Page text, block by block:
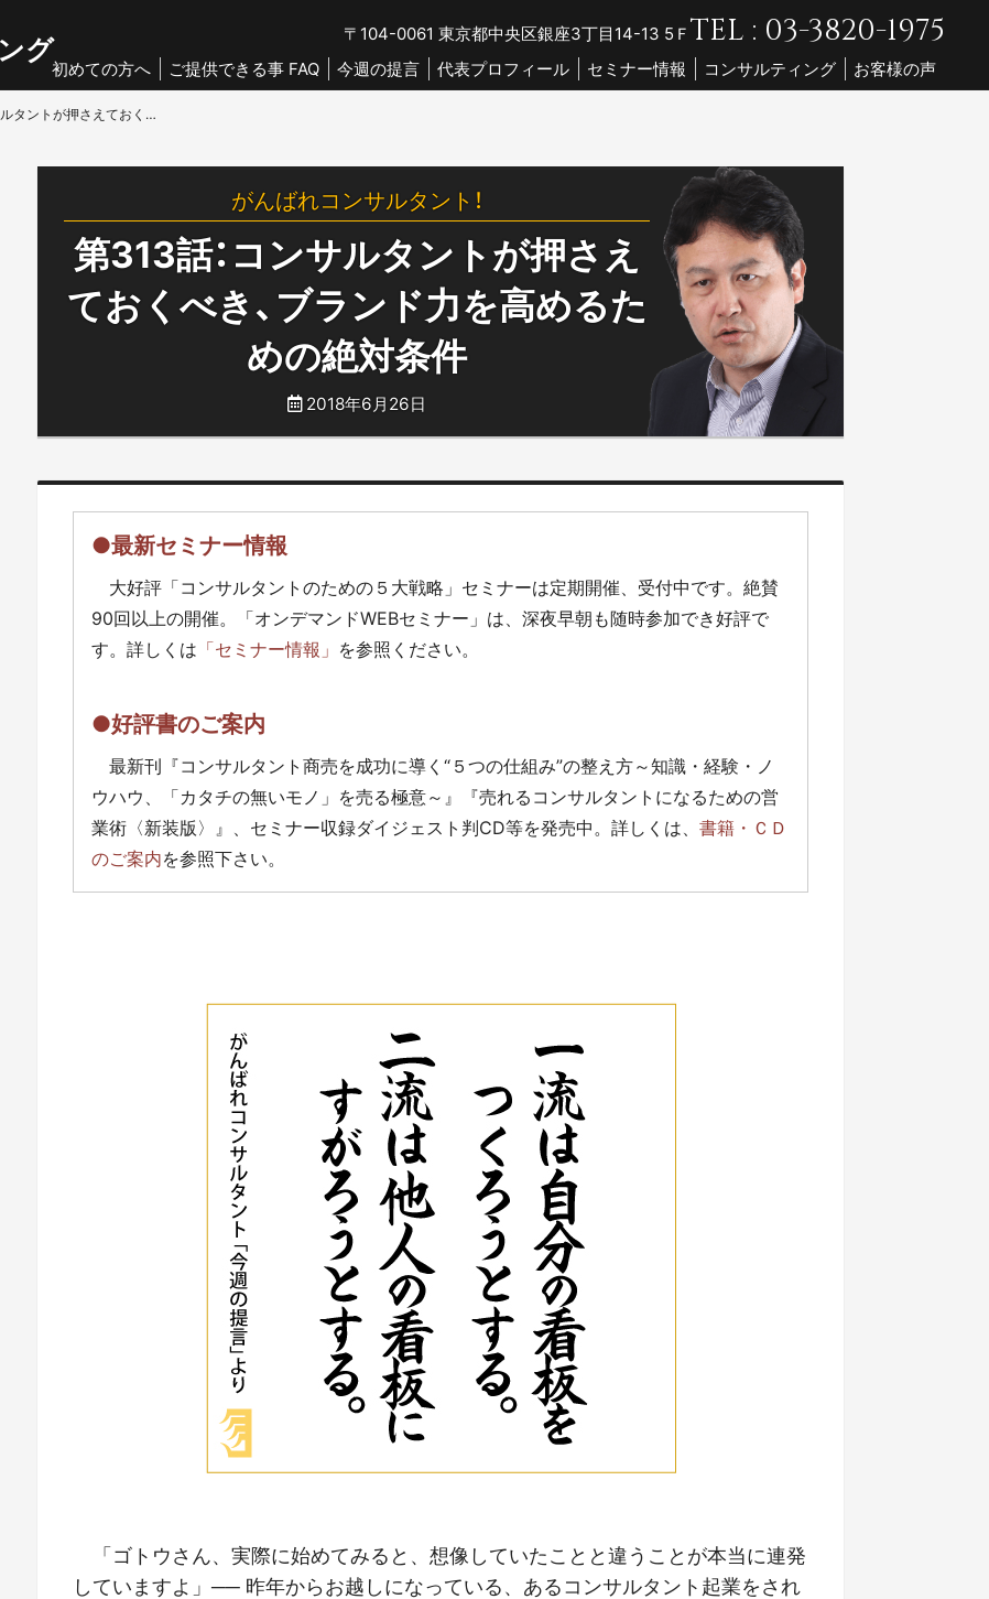
グ 〒104-0061 東京都中央区銀座3丁目14-13 5Ｆ TEL : 03-3820-1975
初めての方へ ご提供できる事 FAQ 今週の提言 代表プロフィール セミナー情報 コンサルティング お客様の声
第313話：コンサルタントが押さえておくべき、ブランド力を高めるための絶対条件
がんばれコンサルタント！
第313話：コンサルタントが押さえ
ておくべき、ブランド力を高めるた
めの絶対条件
2018年6月26日
●最新セミナー情報
大好評「コンサルタントのための５大戦略」セミナーは定期開催、受付中です。絶賛
90回以上の開催。「オンデマンドWEBセミナー」は、深夜早朝も随時参加でき好評で
す。詳しくは 「セミナー情報」 を参照ください。
●好評書のご案内
最新刊『コンサルタント商売を成功に導く“５つの仕組み”の整え方～知識・経験・ノ
ウハウ、「カタチの無いモノ」を売る極意～』『売れるコンサルタントになるための営
業術〈新装版〉』、セミナー収録ダイジェスト判CD等を発売中。詳しくは、 書籍・ＣＤ
のご案内を参照下さい。
「ゴトウさん、実際に始めてみると、想像していたことと違うことが本当に連発
していますよ」── 昨年からお越しになっている、あるコンサルタント起業をされ